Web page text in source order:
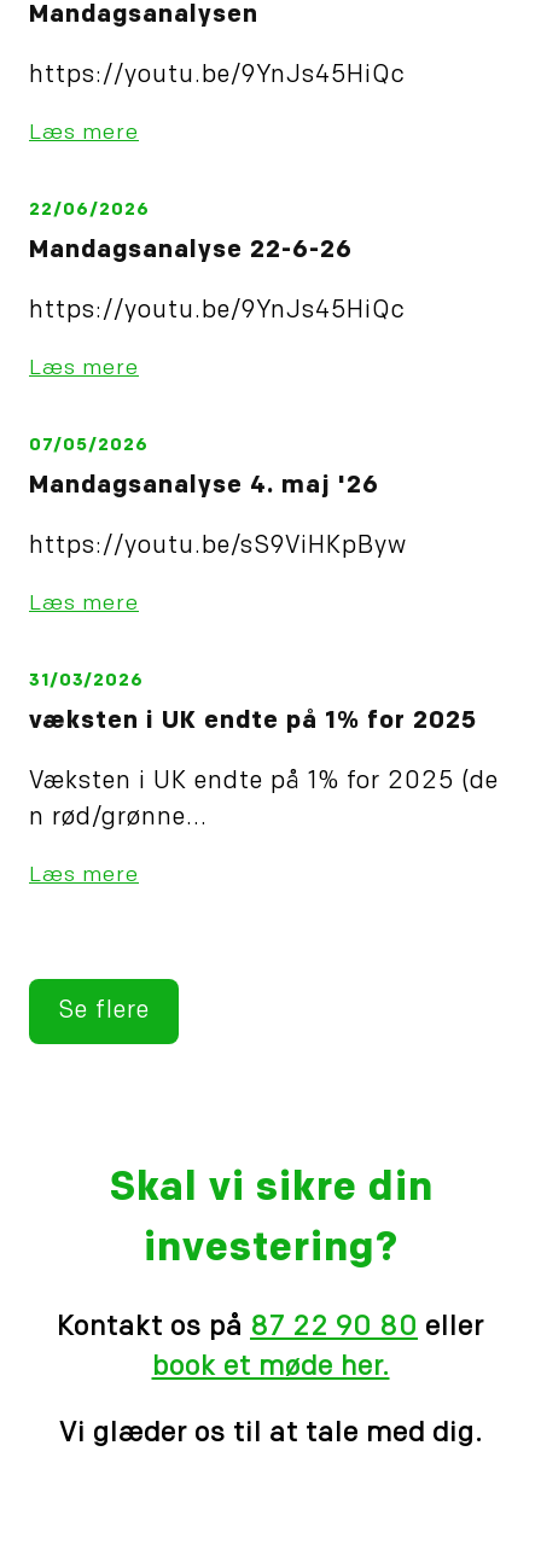
Mandagsanalysen
https://youtu.be/9YnJs45HiQc
Læs mere
22/06/2026
Mandagsanalyse 22-6-26
https://youtu.be/9YnJs45HiQc
Læs mere
07/05/2026
Mandagsanalyse 4. maj '26
https://youtu.be/sS9ViHKpByw
Læs mere
31/03/2026
væksten i UK endte på 1% for 2025
Væksten i UK endte på 1% for 2025 (de
n rød/grønne...
Læs mere
Se flere
Skal vi sikre din
investering?
Kontakt os på 87 22 90 80 eller
book et møde her.
Vi glæder os til at tale med dig.